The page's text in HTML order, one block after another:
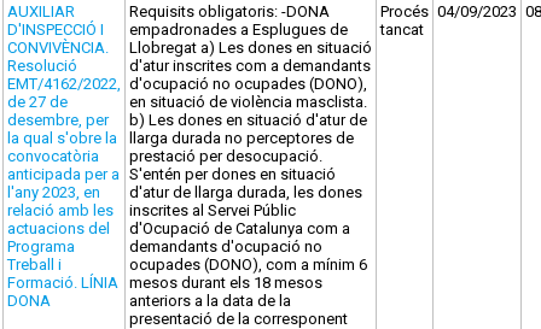
AUXILIAR
D'INSPECCIÓ I
CONVIVÈNCIA.
Resolució
EMT/4162/2022,
de 27 de
desembre, per
la qual s'obre la
convocatòria
anticipada per a
l'any 2023, en
relació amb les
actuacions del
Programa
Treball i
Formació. LÍNIA
DONA
Requisits obligatoris: -DONA
empadronades a Esplugues de
Llobregat a) Les dones en situació
d'atur inscrites com a demandants
d'ocupació no ocupades (DONO),
en situació de violència masclista.
b) Les dones en situació d'atur de
llarga durada no perceptores de
prestació per desocupació.
S'entén per dones en situació
d'atur de llarga durada, les dones
inscrites al Servei Públic
d'Ocupació de Catalunya com a
demandants d'ocupació no
ocupades (DONO), com a mínim 6
mesos durant els 18 mesos
anteriors a la data de la
presentació de la corresponent
Procés
tancat
04/09/2023